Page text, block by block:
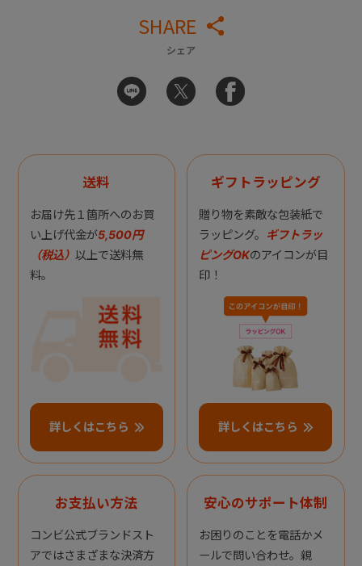
SHARE
シェア
送料
お届け先１箇所へのお買
い上げ代金が5,500円
（税込） 以上で送料無
料。
詳しくはこちら
ギフトラッピング
贈り物を素敵な包装紙で
ラッピング。 ギフトラッ
ピングOKのアイコンが目
印！
詳しくはこちら
お支払い方法
コンビ公式ブランドスト
アではさまざまな決済方
安心のサポート体制
お困りのことを電話かメ
ールで問い合わせ。親